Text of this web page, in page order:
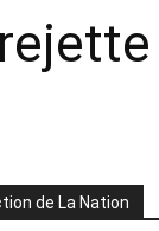
de La Nation